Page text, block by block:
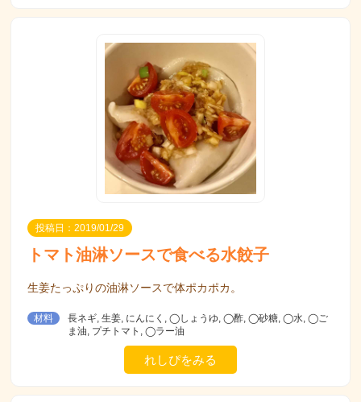
投稿日：2019/01/29
トマト油淋ソースで食べる水餃子
生姜たっぷりの油淋ソースで体ポカポカ。
材料
長ネギ, 生姜, にんにく, ◯しょうゆ, ◯酢, ◯砂糖, ◯水, ◯ご
ま油, プチトマト, ◯ラー油
れしぴをみる